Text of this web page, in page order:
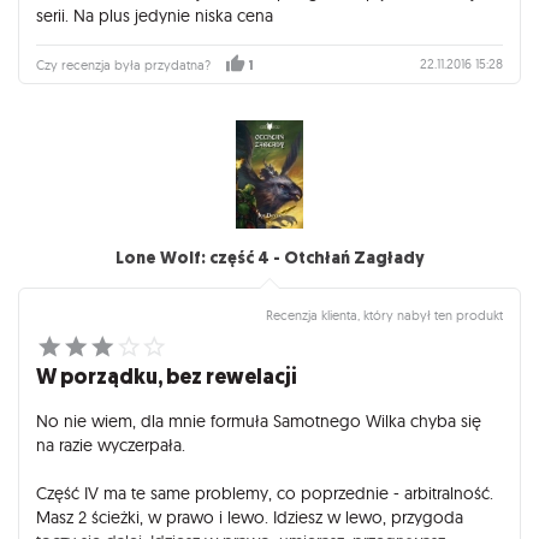
serii. Na plus jedynie niska cena
Czy recenzja była przydatna? 1 22.11.2016 15:28
Lone Wolf: część 4 - Otchłań Zagłady
Recenzja klienta, który nabył ten produkt
W porządku, bez rewelacji
No nie wiem, dla mnie formuła Samotnego Wilka chyba się
na razie wyczerpała.
Część IV ma te same problemy, co poprzednie - arbitralność.
Masz 2 ścieżki, w prawo i lewo. Idziesz w lewo, przygoda